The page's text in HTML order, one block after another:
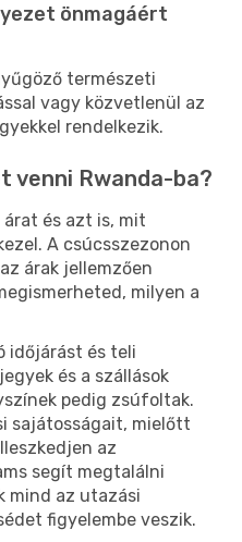
önmagáért
természeti
vagy közvetlenül az
rendelkezik.
venni Rwanda-ba?
és azt is, mit
A csúcsszezonon
árak jellemzően
milyen a
időjárást és teli
és a szállások
pedig zsúfoltak.
sajátosságait, mielőtt
az
segít megtalálni
mind az utazási
figyelembe veszik.